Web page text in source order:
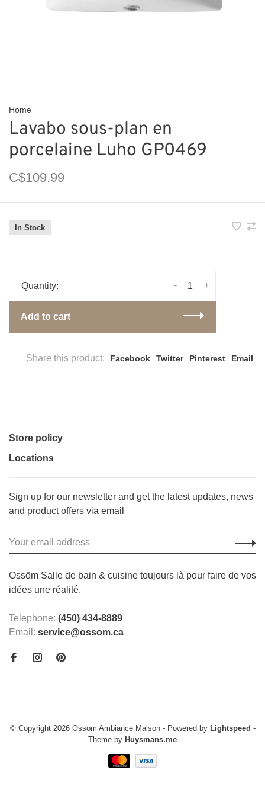
Home
Lavabo sous-plan en
porcelaine Luho GP0469
C$109.99
In Stock
Quantity: +
-
Add to cart
Share this product: Facebook Twitter Pinterest Email
Store policy
Locations
Sign up for our newsletter and get the latest updates, news
and product offers via email
Ossöm Salle de bain & cuisine toujours là pour faire de vos
idées une réalité.
Telephone: (450) 434-8889
Email: service@ossom.ca
© Copyright 2026 Ossöm Ambiance Maison - Powered by Lightspeed -
Theme by Huysmans.me